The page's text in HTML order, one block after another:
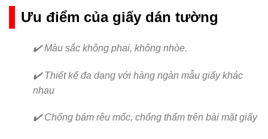
Ưu điểm của giấy dán tường
✔️ Màu sắc không phai, không nhòe.
✔️ Thiết kế đa dạng với hàng ngàn mẫu giấy khác
nhau
✔️ Chống bám rêu mốc, chống thấm trên bài mặt giấy